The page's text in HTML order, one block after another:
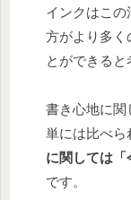
インクはこ
方がより多く
とができると
書き心地に関
単には比べら
に関しては
です。